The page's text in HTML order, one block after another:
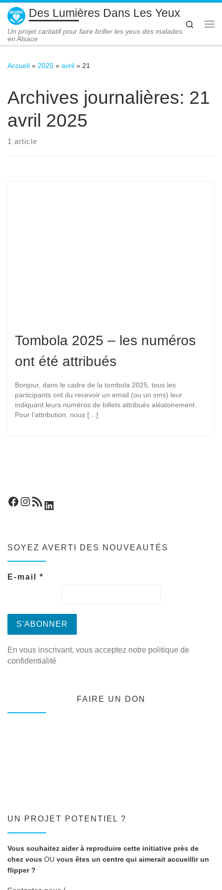
Passer au contenu
Des Lumières Dans Les Yeux
Un projet caritatif pour faire briller les yeux des malades
en Alsace
Search
Accueil » 2025 » avril » 21
Archives journalières: 21
avril 2025
1 article
Tombola 2025 – les numéros
ont été attribués
Bonjour, dans le cadre de la tombola 2025, tous les
participants ont du recevoir un email (ou un sms) leur
indiquant leurs numéros de billets attribués aléatoirement.
Pour l’attribution, nous […]
Facebook
Instagram
Flux RSS
LinkedIn
SOYEZ AVERTI DES NOUVEAUTÉS
E-mail *
En vous inscrivant, vous acceptez notre politique de
confidentialité
FAIRE UN DON
UN PROJET POTENTIEL ?
Vous souhaitez aider à reproduire cette initiative près de
chez vous OU vous êtes un centre qui aimerait accueillir un
flipper ?